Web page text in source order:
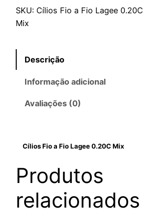
SKU: Cílios Fio a Fio Lagee 0.20C
Mix
Descrição
Informação adicional
Avaliações (0)
Cílios Fio a Fio Lagee 0.20C Mix
Produtos
relacionados